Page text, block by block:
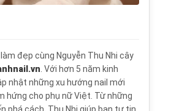
đẹp cùng Nguyễn Thu Nhi cây
. Với hơn 5 năm kinh
nhật những xu hướng nail mới
hứng cho phụ nữ Việt. Từ những
phá cách, Thu Nhi giúp bạn tự tin